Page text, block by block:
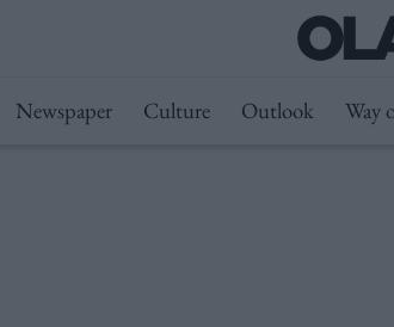
Newspaper Culture Outlook Way